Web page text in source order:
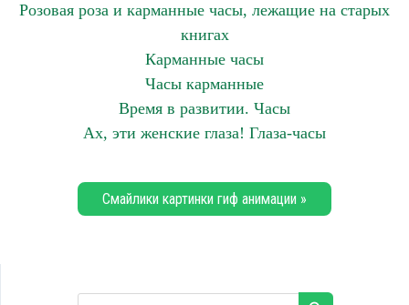
Розовая роза и карманные часы, лежащие на старых
книгах
Карманные часы
Часы карманные
Время в развитии. Часы
Ах, эти женские глаза! Глаза-часы
Смайлики картинки гиф анимации »